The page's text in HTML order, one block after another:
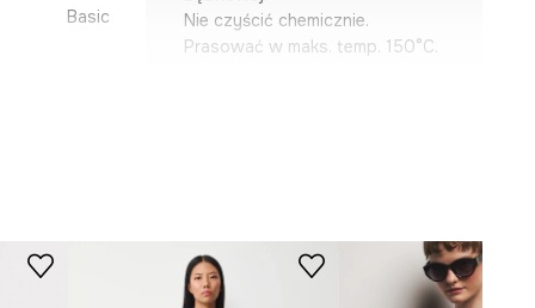
Basic
KDD501-45X
Nie czyścić chemicznie.
Prasować w maks. temp. 150°C.
długi
Rodzaj rękawa: klasyczny